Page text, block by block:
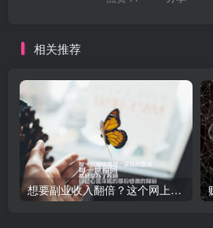
相关推荐
想要副业收入翻倍？这个网上挣钱最稳的副业一定适合你！